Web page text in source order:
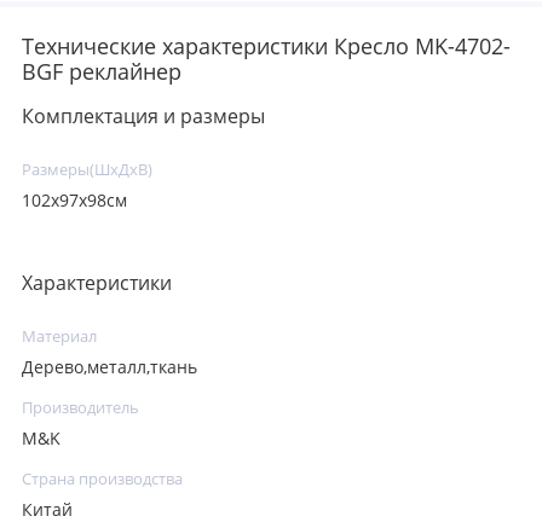
Технические характеристики Кресло MK-4702-
BGF реклайнер
Комплектация и размеры
Размеры(ШхДхВ)
102х97х98см
Характеристики
Материал
Дерево,металл,ткань
Производитель
M&K
Страна производства
Китай